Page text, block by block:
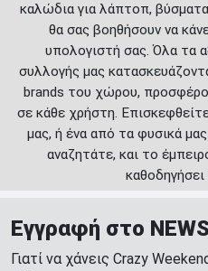
καλώδια για λάπτοπ,
θα σας βοηθήσουν να
υπολογιστή σας. Όλα τα
συλλογής μας
brands του χώρου,
σε κάθε χρήστη.
μας, ή ένα από τα φυσικά
αναζητάτε, και το
Εγγραφή στο
Γιατί να χάνεις Crazy